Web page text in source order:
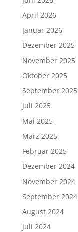
April 2026
Januar 2026
Dezember 2025
November 2025
Oktober 2025
September 2025
Juli 2025
Mai 2025
März 2025
Februar 2025
Dezember 2024
November 2024
September 2024
August 2024
Juli 2024